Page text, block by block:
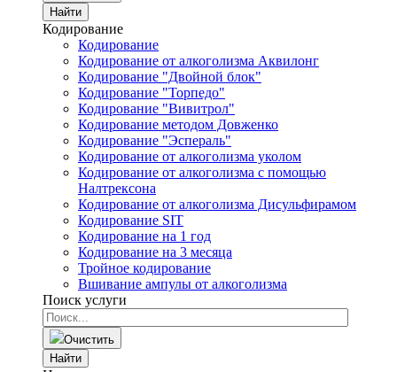
Найти
Кодирование
Кодирование
Кодирование от алкоголизма Аквилонг
Кодирование "Двойной блок"
Кодирование "Торпедо"
Кодирование "Вивитрол"
Кодирование методом Довженко
Кодирование "Эспераль"
Кодирование от алкоголизма уколом
Кодирование от алкоголизма с помощью
Налтрексона
Кодирование от алкоголизма Дисульфирамом
Кодирование SIT
Кодирование на 1 год
Кодирование на 3 месяца
Тройное кодирование
Вшивание ампулы от алкоголизма
Поиск услуги
Очистить
Найти